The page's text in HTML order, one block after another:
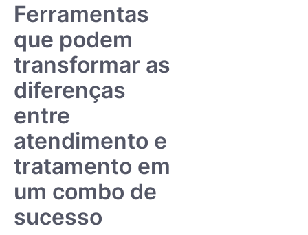
Ferramentas
que podem
transformar as
diferenças
entre
atendimento e
tratamento em
um combo de
sucesso